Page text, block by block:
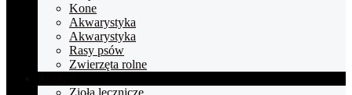
Kone
Akwarystyka
Akwarystyka
Rasy psów
Zwierzęta rolne
Zioła lecznicze